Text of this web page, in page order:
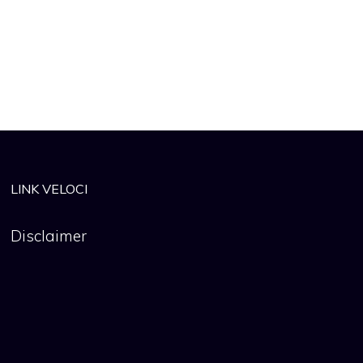
LINK VELOCI
Disclaimer